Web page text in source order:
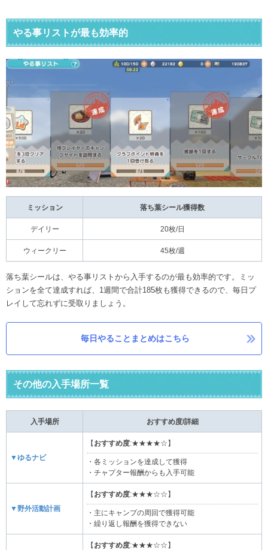
やる事リストが最も効率的
ミッション 落ち葉シール獲得数
デイリー 20枚/日
ウィークリー 45枚/週
落ち葉シールは、やる事リストから入手するのが最も効率的です。ミッ
ションを全て達成すれば、1週間で合計185枚も獲得できるので、毎日プ
レイして忘れずに受取りましょう。
毎日やることまとめはこちら
その他の入手場所一覧
入手場所 おすすめ度/詳細
▼ゆるナビ
【 おすすめ度:★★★★☆】
・各ミッションを達成して獲得
・チャプター報酬からも入手可能
▼野外活動計画
【 おすすめ度:★★★☆☆】
・主にキャンプの周回で獲得可能
・繰り返し報酬を獲得できない
【 おすすめ度:★★★☆☆】